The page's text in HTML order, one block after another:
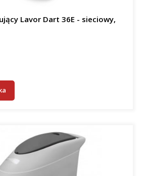
Lavor Dart 36E - sieciowy,